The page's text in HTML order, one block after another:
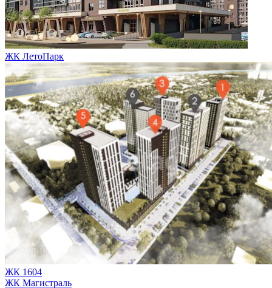
ЖК ЛетоПарк
ЖК 1604
ЖК Магистраль